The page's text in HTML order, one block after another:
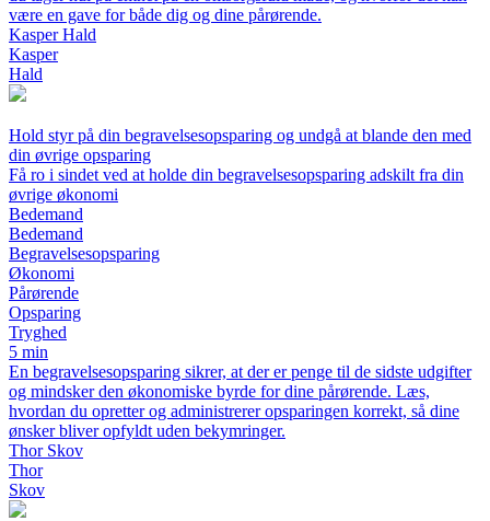
være en gave for både dig og dine pårørende.
Kasper Hald
Kasper
Hald
Hold styr på din begravelsesopsparing og undgå at blande den med
din øvrige opsparing
Få ro i sindet ved at holde din begravelsesopsparing adskilt fra din
øvrige økonomi
Bedemand
Bedemand
Begravelsesopsparing
Økonomi
Pårørende
Opsparing
Tryghed
5 min
En begravelsesopsparing sikrer, at der er penge til de sidste udgifter
og mindsker den økonomiske byrde for dine pårørende. Læs,
hvordan du opretter og administrerer opsparingen korrekt, så dine
ønsker bliver opfyldt uden bekymringer.
Thor Skov
Thor
Skov